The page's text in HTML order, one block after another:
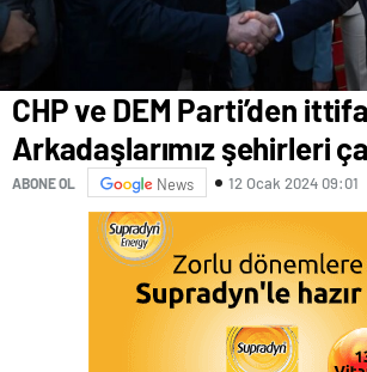
CHP ve DEM Parti’den
Arkadaşlarımız şehirleri
ABONE OL News 12 Ocak 2024 09:01